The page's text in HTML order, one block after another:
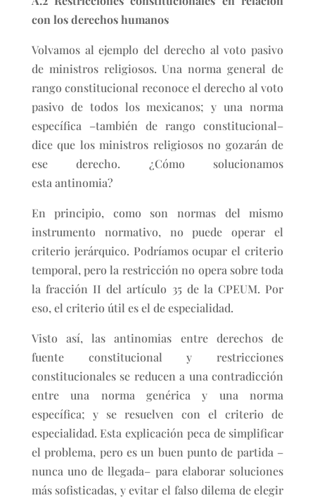
con los derechos humanos
Volvamos al ejemplo del derecho al voto pasivo
de ministros religiosos. Una norma general de
rango constitucional reconoce el derecho al voto
pasivo de todos los mexicanos; y una norma
específica –también de rango constitucional–
dice que los ministros religiosos no gozarán de
ese derecho. ¿Cómo solucionamos
esta antinomia?
En principio, como son normas del mismo
instrumento normativo, no puede operar el
criterio jerárquico. Podríamos ocupar el criterio
temporal, pero la restricción no opera sobre toda
la fracción II del artículo 35 de la CPEUM. Por
eso, el criterio útil es el de especialidad.
Visto así, las antinomias entre derechos de
fuente constitucional y restricciones
constitucionales se reducen a una contradicción
entre una norma genérica y una norma
específica; y se resuelven con el criterio de
especialidad. Esta explicación peca de simplificar
el problema, pero es un buen punto de partida –
nunca uno de llegada– para elaborar soluciones
más sofisticadas, y evitar el falso dilema de elegir